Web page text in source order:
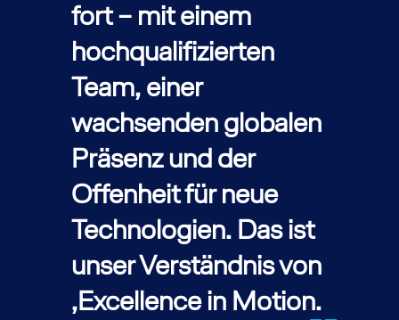
fort – mit einem
hochqualifizierten
Team, einer
wachsenden globalen
Präsenz und der
Offenheit für neue
Technologien. Das ist
unser Verständnis von
‚Excellence in Motion.